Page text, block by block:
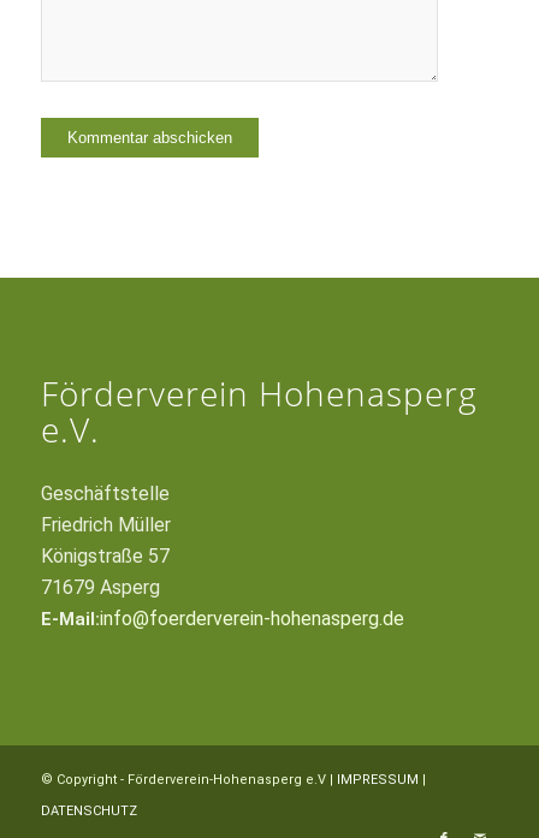
Förderverein Hohenasperg
e.V.
Geschäftstelle
Friedrich Müller
Königstraße 57
71679 Asperg
E-Mail:info@foerderverein-hohenasperg.de
© Copyright - Förderverein-Hohenasperg e.V | IMPRESSUM
DATENSCHUTZ